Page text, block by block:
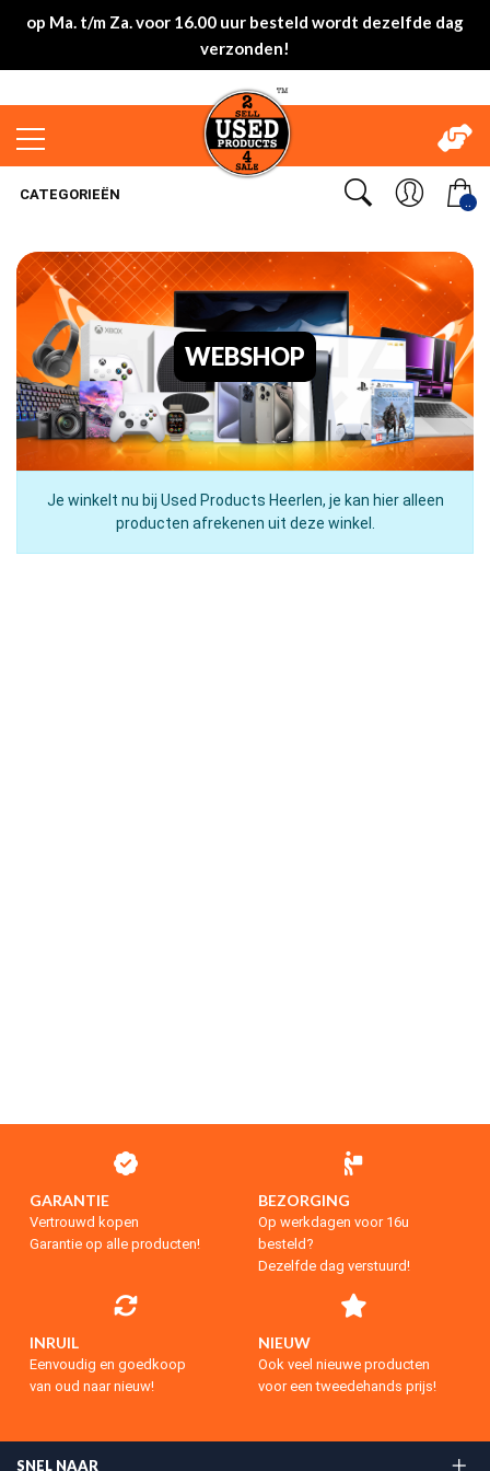
op Ma. t/m Za. voor 16.00 uur besteld wordt dezelfde dag
verzonden!
..
CATEGORIEËN
WEBSHOP
Je winkelt nu bij Used Products Heerlen, je kan hier alleen
producten afrekenen uit deze winkel.
GARANTIE
Vertrouwd kopen
Garantie op alle producten!
BEZORGING
Op werkdagen voor 16u
besteld?
Dezelfde dag verstuurd!
INRUIL
Eenvoudig en goedkoop
van oud naar nieuw!
NIEUW
Ook veel nieuwe producten
voor een tweedehands prijs!
SNEL NAAR